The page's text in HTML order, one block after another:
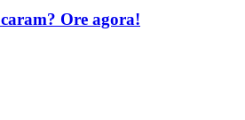
Ore agora!